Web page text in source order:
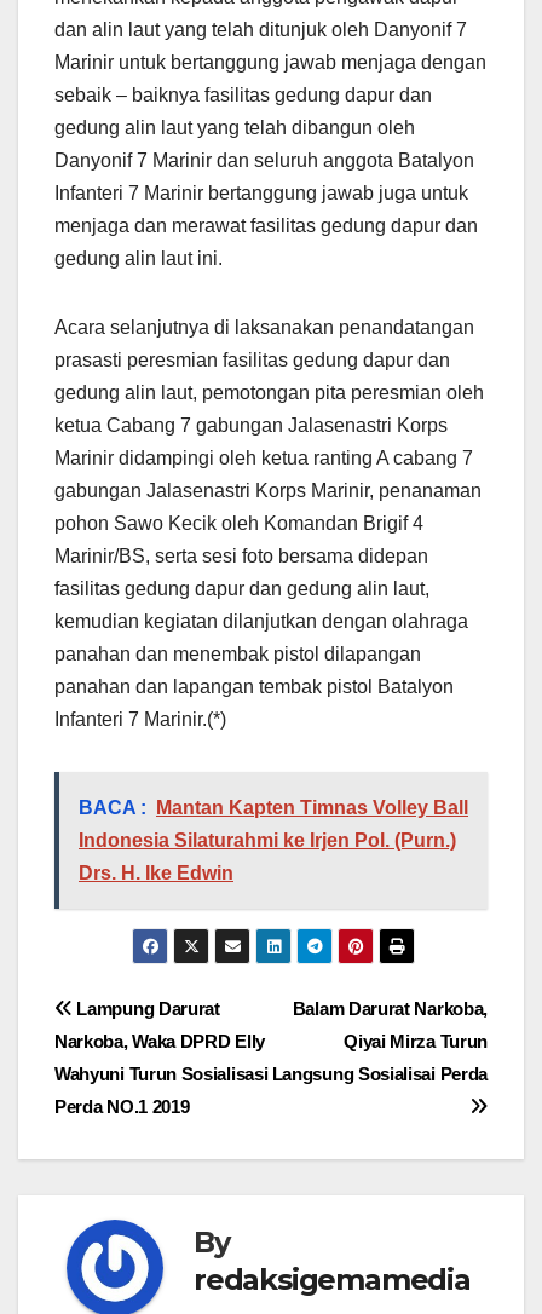
dan alin laut yang telah ditunjuk oleh Danyonif 7
Marinir untuk bertanggung jawab menjaga dengan
sebaik – baiknya fasilitas gedung dapur dan
gedung alin laut yang telah dibangun oleh
Danyonif 7 Marinir dan seluruh anggota Batalyon
Infanteri 7 Marinir bertanggung jawab juga untuk
menjaga dan merawat fasilitas gedung dapur dan
gedung alin laut ini.
Acara selanjutnya di laksanakan penandatangan
prasasti peresmian fasilitas gedung dapur dan
gedung alin laut, pemotongan pita peresmian oleh
ketua Cabang 7 gabungan Jalasenastri Korps
Marinir didampingi oleh ketua ranting A cabang 7
gabungan Jalasenastri Korps Marinir, penanaman
pohon Sawo Kecik oleh Komandan Brigif 4
Marinir/BS, serta sesi foto bersama didepan
fasilitas gedung dapur dan gedung alin laut,
kemudian kegiatan dilanjutkan dengan olahraga
panahan dan menembak pistol dilapangan
panahan dan lapangan tembak pistol Batalyon
Infanteri 7 Marinir.(*)
BACA :
Mantan Kapten Timnas Volley Ball
Indonesia Silaturahmi ke Irjen Pol. (Purn.)
Drs. H. Ike Edwin
Navigasi
pos
Balam Darurat Narkoba,
Qiyai Mirza Turun
Langsung Sosialisai Perda
Lampung Darurat
Narkoba, Waka DPRD Elly
Wahyuni Turun Sosialisasi
Perda NO.1 2019
By
redaksigemamedia